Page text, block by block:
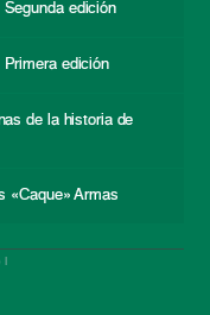
edición
edición
de la historia de
«Caque» Armas